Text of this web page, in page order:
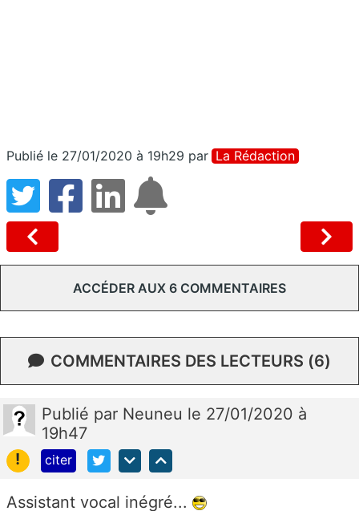
Publié le 27/01/2020 à 19h29 par La Rédaction
ACCÉDER AUX 6 COMMENTAIRES
COMMENTAIRES DES LECTEURS (6)
Publié par Neuneu le 27/01/2020 à
19h47
!
citer
Assistant vocal inégré...